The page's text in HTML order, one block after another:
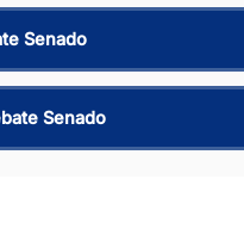
Senado
Senado